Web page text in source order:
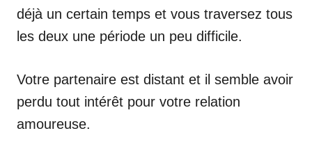
déjà un certain temps et vous traversez tous
les deux une période un peu difficile.
Votre partenaire est distant et il semble avoir
perdu tout intérêt pour votre relation
amoureuse.